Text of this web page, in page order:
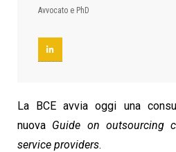
Avvocato e PhD
La BCE avvia oggi una
nuova Guide on outsourcing
service providers.